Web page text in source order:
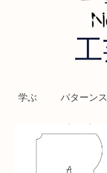
学ぶ パターン